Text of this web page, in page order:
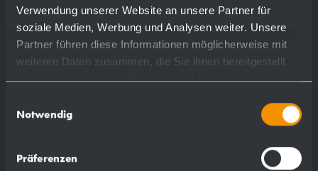
Verwendung unserer Website an unsere Partner für
soziale Medien, Werbung und Analysen weiter. Unsere
Partner führen diese Informationen möglicherweise mit
weiteren Daten zusammen, die Sie ihnen bereitgestellt
haben oder die sie im Rahmen Ihrer Nutzung der Dienste
Notwendig
Präferenzen
Winkelhaltegriff 45° BF630